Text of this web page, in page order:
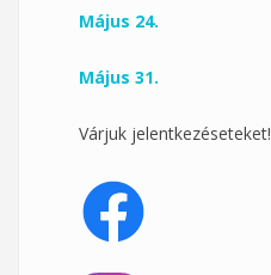
Május 24.
Május 31.
Várjuk jelentkezéseteket!